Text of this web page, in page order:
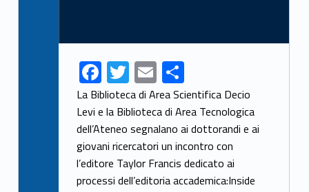
F
ac
e
b
o
o
T
w
itt
er
E
m
ai
l
S
h
ar
e
La Biblioteca di Area Scientifica Decio
Levi e la Biblioteca di Area Tecnologica
dell’Ateneo segnalano ai dottorandi e ai
giovani ricercatori un incontro con
l’editore Taylor Francis dedicato ai
processi dell’editoria accademica:Inside